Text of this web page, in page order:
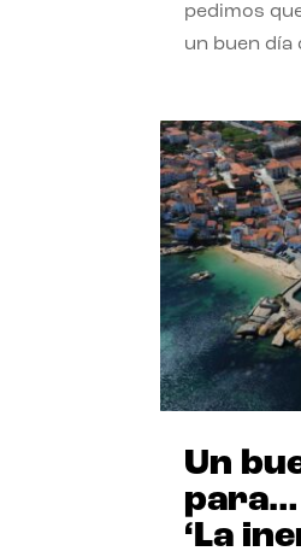
pedimos
un buen día
Un
para…
‘La